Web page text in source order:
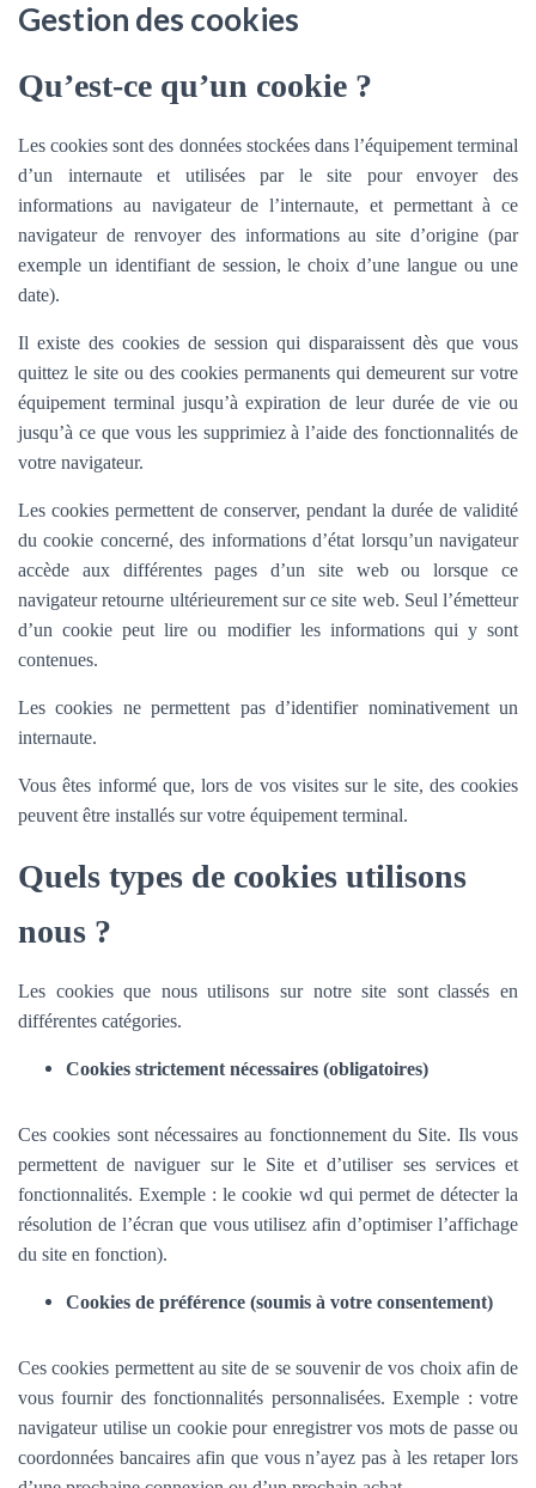
Gestion des cookies
Qu’est-ce qu’un cookie ?
Les cookies sont des données stockées dans l’équipement terminal
d’un internaute et utilisées par le site pour envoyer des
informations au navigateur de l’internaute, et permettant à ce
navigateur de renvoyer des informations au site d’origine (par
exemple un identifiant de session, le choix d’une langue ou une
date).
Il existe des cookies de session qui disparaissent dès que vous
quittez le site ou des cookies permanents qui demeurent sur votre
équipement terminal jusqu’à expiration de leur durée de vie ou
jusqu’à ce que vous les supprimiez à l’aide des fonctionnalités de
votre navigateur.
Les cookies permettent de conserver, pendant la durée de validité
du cookie concerné, des informations d’état lorsqu’un navigateur
accède aux différentes pages d’un site web ou lorsque ce
navigateur retourne ultérieurement sur ce site web. Seul l’émetteur
d’un cookie peut lire ou modifier les informations qui y sont
contenues.
Les cookies ne permettent pas d’identifier nominativement un
internaute.
Vous êtes informé que, lors de vos visites sur le site, des cookies
peuvent être installés sur votre équipement terminal.
Quels types de cookies utilisons
nous ?
Les cookies que nous utilisons sur notre site sont classés en
différentes catégories.
Cookies strictement nécessaires (obligatoires)
Ces cookies sont nécessaires au fonctionnement du Site. Ils vous
permettent de naviguer sur le Site et d’utiliser ses services et
fonctionnalités. Exemple : le cookie wd qui permet de détecter la
résolution de l’écran que vous utilisez afin d’optimiser l’affichage
du site en fonction).
Cookies de préférence (soumis à votre consentement)
Ces cookies permettent au site de se souvenir de vos choix afin de
vous fournir des fonctionnalités personnalisées. Exemple : votre
navigateur utilise un cookie pour enregistrer vos mots de passe ou
coordonnées bancaires afin que vous n’ayez pas à les retaper lors